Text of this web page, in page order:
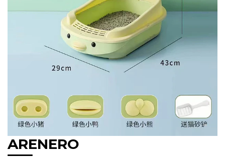
ARENERO